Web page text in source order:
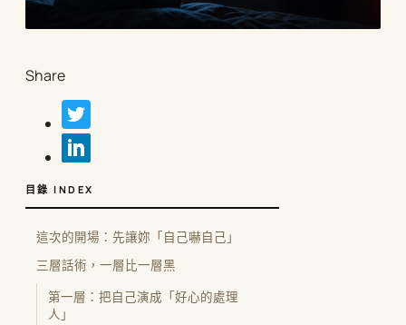
Share
目錄 INDEX
這次的開場：先讓妳「自己嚇自己」
三層話術，一層比一層黑
第一層：把自己演成「好心的處理
人」